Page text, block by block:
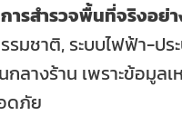
การสำรวจพื้นที่จริงอย่
มชาติ, ระบบไฟฟ้า-ปร
ลางร้าน เพราะข้อมูลเ
ดภัย